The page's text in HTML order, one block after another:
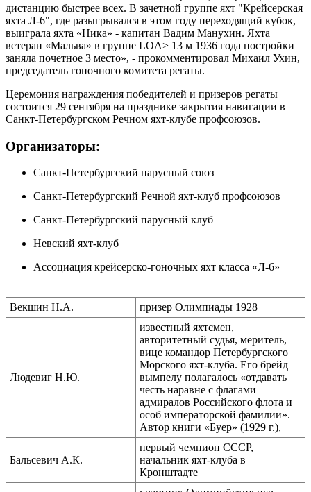
дистанцию быстрее всех. В зачетной группе яхт "Крейсерская
яхта Л-6", где разыгрывался в этом году переходящий кубок,
выиграла яхта «Ника» - капитан Вадим Манухин. Яхта
ветеран «Мальва» в группе LOA> 13 м 1936 года постройки
заняла почетное 3 место», - прокомментировал Михаил Ухин,
председатель гоночного комитета регаты.
Церемония награждения победителей и призеров регаты
состоится 29 сентября на празднике закрытия навигации в
Санкт-Петербургском Речном яхт-клубе профсоюзов.
Организаторы:
Санкт-Петербургский парусный союз
Санкт-Петербургский Речной яхт-клуб профсоюзов
Санкт-Петербургский парусный клуб
Невский яхт-клуб
Ассоциация крейсерско-гоночных яхт класса «Л-6»
Векшин Н.А. призер Олимпиады 1928
Людевиг Н.Ю.
известный яхтсмен,
авторитетный судья, меритель,
вице командор Петербургского
Морского яхт-клуба. Его брейд
вымпелу полагалось «отдавать
честь наравне с флагами
адмиралов Российского флота и
особ императорской фамилии».
Автор книги «Буер» (1929 г.),
Бальсевич А.К.
первый чемпион СССР,
начальник яхт-клуба в
Кронштадте